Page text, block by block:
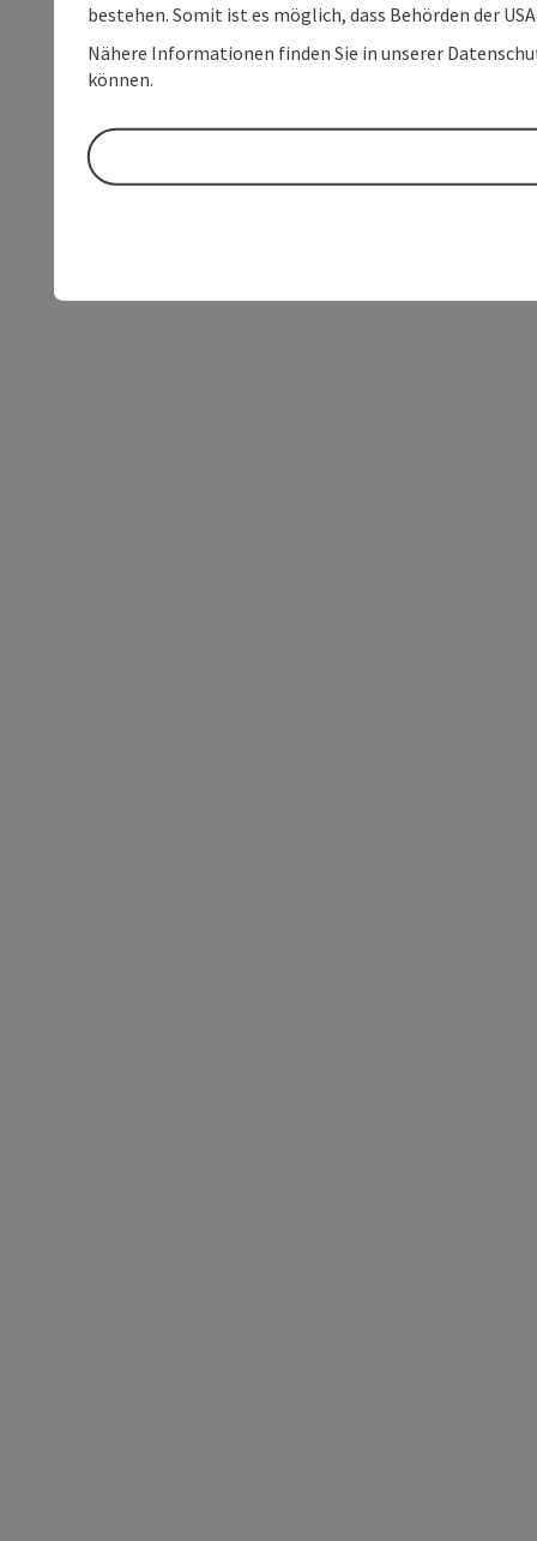
bestehen. Somit ist es möglich, dass Behörden der
Nähere Informationen finden Sie in unserer
können.